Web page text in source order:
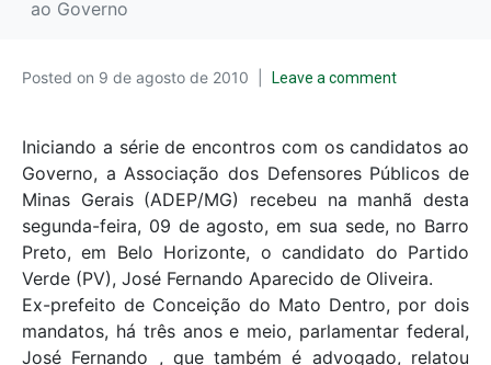
ao Governo
Posted on 9 de agosto de 2010 Leave a comment
Iniciando a série de encontros com os candidatos ao
Governo, a Associação dos Defensores Públicos de
Minas Gerais (ADEP/MG) recebeu na manhã desta
segunda-feira, 09 de agosto, em sua sede, no Barro
Preto, em Belo Horizonte, o candidato do Partido
Verde (PV), José Fernando Aparecido de Oliveira.
Ex-prefeito de Conceição do Mato Dentro, por dois
mandatos, há três anos e meio, parlamentar federal,
José Fernando , que também é advogado, relatou